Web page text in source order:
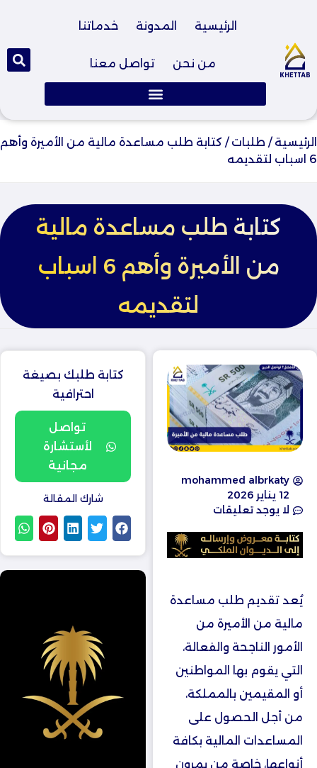
الرئيسية المدونة خدماتنا
من نحن تواصل معنا
الرئيسية / طلبات / كتابة طلب مساعدة مالية من الأميرة وأهم
6 اسباب لتقديمه
كتابة طلب مساعدة مالية
من الأميرة وأهم 6 اسباب
لتقديمه
mohammed albrkaty
12 يناير 2026
لا يوجد تعليقات
يُعد تقديم طلب مساعدة
مالية من الأميرة من
الأمور الناجحة والفعالة،
التي يقوم بها المواطنين
أو المقيمين بالمملكة،
من أجل الحصول على
المساعدات المالية بكافة
أنواعها، خاصة من يمرون
كتابة طلبك بصيغة
احترافية
تواصل
لأستشارة
مجانية
شارك المقالة